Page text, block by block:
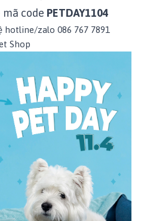
mã code PETDAY1104
zalo 086 767 7891
Shop